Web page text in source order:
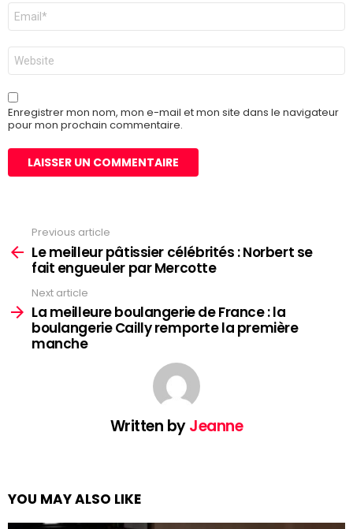
E-
mail
*
Site
web
Enregistrer mon nom, mon e-mail et mon site dans le navigateur
pour mon prochain commentaire.
more
Previous article
Le meilleur pâtissier célébrités : Norbert se
fait engueuler par Mercotte
Next article
La meilleure boulangerie de France : la
boulangerie Cailly remporte la première
manche
Written byJeanne
YOU MAY ALSO LIKE